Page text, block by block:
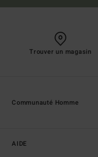
Trouver un magasin
AIDE
Communauté Homme